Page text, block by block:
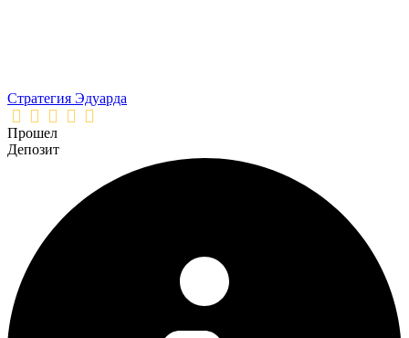
Стратегия Эдуарда
Прошел
Депозит